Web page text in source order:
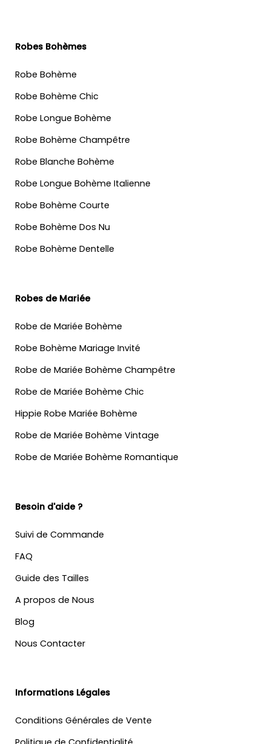
Robes Bohèmes
Robe Bohème
Robe Bohème Chic
Robe Longue Bohème
Robe Bohème Champêtre
Robe Blanche Bohème
Robe Longue Bohème Italienne
Robe Bohème Courte
Robe Bohème Dos Nu
Robe Bohème Dentelle
Robes de Mariée
Robe de Mariée Bohème
Robe Bohème Mariage Invité
Robe de Mariée Bohème Champêtre
Robe de Mariée Bohème Chic
Hippie Robe Mariée Bohème
Robe de Mariée Bohème Vintage
Robe de Mariée Bohème Romantique
Besoin d'aide ?
Suivi de Commande
FAQ
Guide des Tailles
A propos de Nous
Blog
Nous Contacter
Informations Légales
Conditions Générales de Vente